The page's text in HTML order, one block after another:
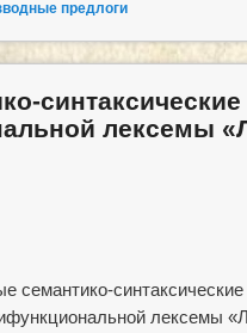
предлоги
синтаксические
лексемы
семантико-синтаксические
лексемы